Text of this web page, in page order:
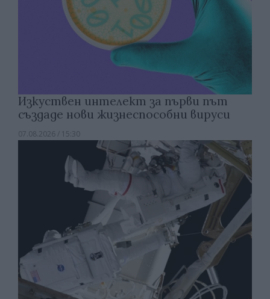
Изкуствен интелект за първи път
създаде нови жизнеспособни вируси
07.08.2026 / 15:30